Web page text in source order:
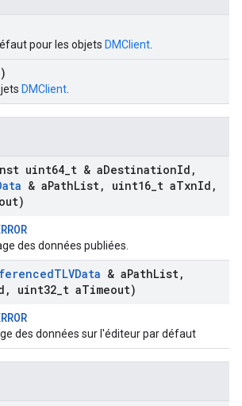
pour les objets DMClient
DMClient
uint64 t & aDestinationId ,
& aPathList, uint16 t aTxnId ,
des données publiées.
TLVData & aPathList,
, uint32 t aTimeout)
des données sur l'éditeur par défaut